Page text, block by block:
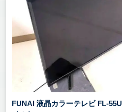
FUNAI 液晶カラーテレビ FL-